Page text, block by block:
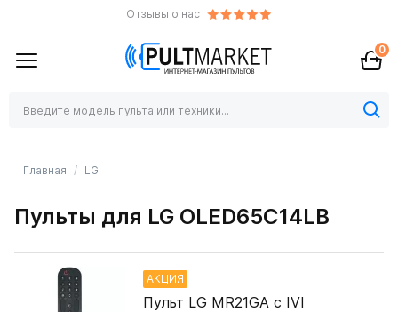
Отзывы о нас
0
Главная LG
Пульты для LG OLED65C14LB
АКЦИЯ
Пульт LG MR21GA с IVI